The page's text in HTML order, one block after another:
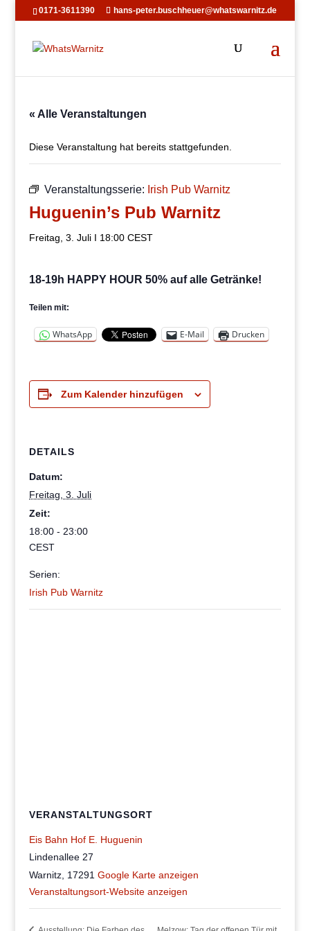
0171-3611390 hans-peter.buschheuer@whatswarnitz.de
« Alle Veranstaltungen
Diese Veranstaltung hat bereits stattgefunden.
Veranstaltungsserie: Irish Pub Warnitz
Huguenin’s Pub Warnitz
Freitag, 3. Juli I 18:00 CEST
18-19h HAPPY HOUR 50% auf alle Getränke!
Teilen mit:
WhatsApp E-Mail Drucken
Zum Kalender hinzufügen
DETAILS
Datum:
Freitag, 3. Juli
Zeit:
18:00 - 23:00
CEST
Serien:
Irish Pub Warnitz
VERANSTALTUNGSORT
Eis Bahn Hof E. Huguenin
Lindenallee 27
Warnitz 17291 Google Karte anzeigen
Veranstaltungsort-Website anzeigen